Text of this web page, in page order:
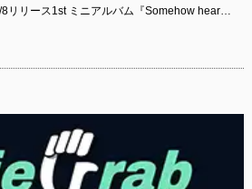
リリース1st ミニアルバム『Somehow hear…